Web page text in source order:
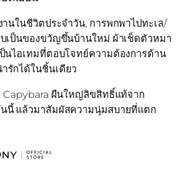
านในชีวิตประจำวัน, การพกพาไปทะเล/
เป็นของขวัญขึ้นบ้านใหม่ ผ้าเช็ดตัวหมา
นไอเทมที่ตอบโจทย์ความต้องการด้าน
รักได้ในชิ้นเดียว
Capybara ผืนใหญ่ลิขสิทธิ์แท้จาก
นี้ แล้วมาสัมผัสความนุ่มสบายที่แตก